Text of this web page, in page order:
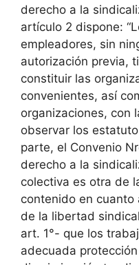
derecho a la
artículo 2 dispone:
empleadores, sin
autorización previa,
constituir las
convenientes, así
organizaciones, con
observar los
parte, el Convenio
derecho a la
colectiva es otra de
contenido en cuanto
de la libertad
art. 1°- que los
adecuada